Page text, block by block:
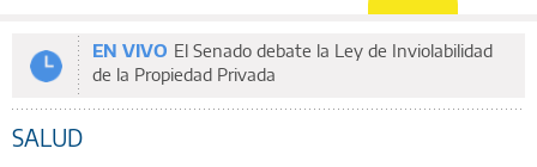
EN VIVO El Senado debate la Ley de Inviolabilidad
de la Propiedad Privada
SALUD